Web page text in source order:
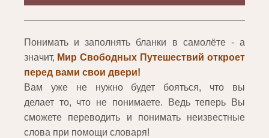
Понимать и заполнять бланки в самолёте - а
значит, Мир Свободных Путешествий откроет
перед вами свои двери!
Вам уже не нужно будет бояться, что вы
делает то, что не понимаете. Ведь теперь Вы
сможете переводить и понимать неизвестные
слова при помощи словаря!